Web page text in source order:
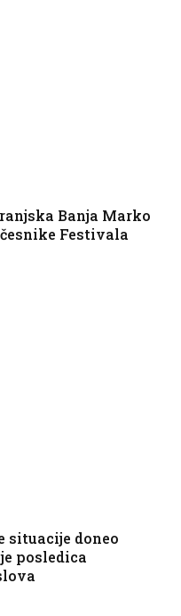
Banja Marko
Festivala
situacije doneo
posledica